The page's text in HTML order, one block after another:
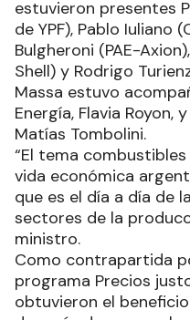
estuvieron presentes
de YPF), Pablo Iuliano
Bulgheroni (PAE-
Shell) y Rodrigo
Massa estuvo
Energía, Flavia
Matías Tombolini.
“El tema
vida económica
que es el día a día de
sectores de la
ministro.
Como contrapartida
programa Precios
obtuvieron el